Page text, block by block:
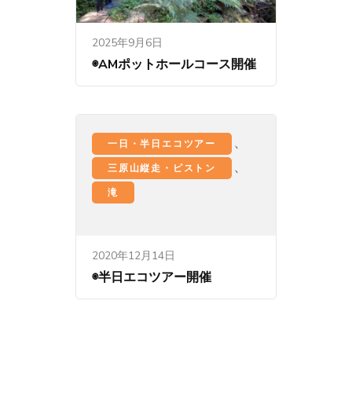
2025年9月6日
◉AMポットホールコース開催
一日・半日エコツアー 、
三原山縦走・ピストン 、
滝
2020年12月14日
◉半日エコツアー開催